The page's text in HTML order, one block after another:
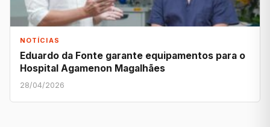
NOTÍCIAS
Eduardo da Fonte garante equipamentos para o
Hospital Agamenon Magalhães
28/04/2026